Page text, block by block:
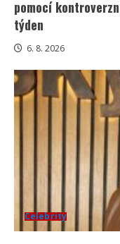
pomocí
týden
6. 8. 2026
Celebrity